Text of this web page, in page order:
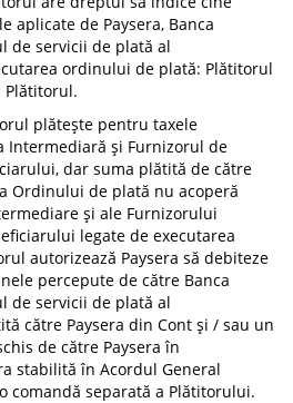
aplicate de Paysera, Banca
de servicii de plată al
ordinului de plată: Plătitorul
Plătitorul.
plătește pentru taxele
Intermediară și Furnizorul de
dar suma plătită de către
Ordinului de plată nu acoperă
și ale Furnizorului
legate de executarea
autorizează Paysera să debiteze
percepute de către Banca
de servicii de plată al
către Paysera din Cont și / sau un
de către Paysera în
stabilită în Acordul General
comandă separată a Plătitorului.